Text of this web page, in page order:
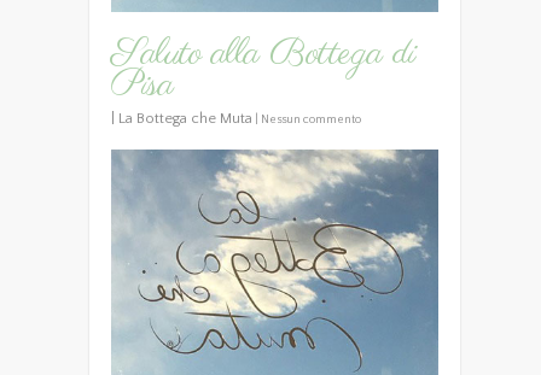
Saluto alla Bottega di
Pisa
La Bottega che Muta Nessun commento